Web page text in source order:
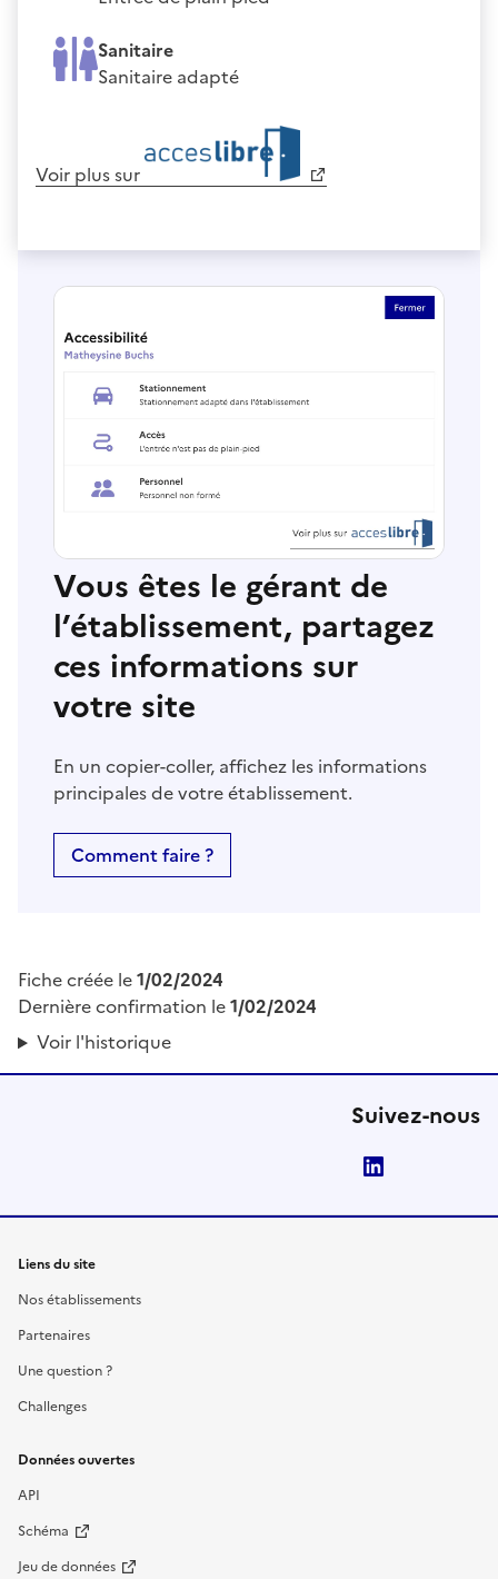
Sanitaire
Sanitaire adapté
Voir plus sur
Vous êtes le gérant de
l’établissement, partagez
ces informations sur
votre site
En un copier-coller, affichez les informations
principales de votre établissement.
Comment faire ?
Fiche créée le1/02/2024
Dernière confirmation le1/02/2024
Voir l'historique
Suivez-nous
Liens du site
Nos établissements
Partenaires
Une question ?
Challenges
Données ouvertes
API
Schéma
Jeu de données